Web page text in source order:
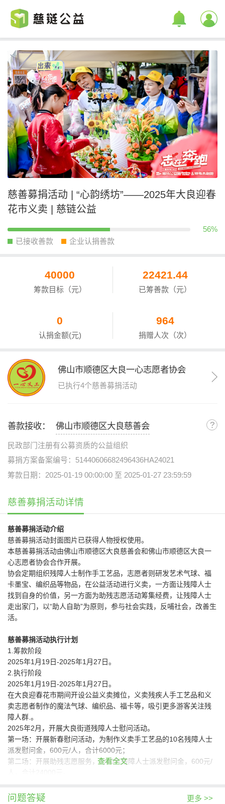
慈善募捐活动 | “心韵绣坊”——2025年大良迎春
花市义卖 | 慈链公益
56%
已接收善款
企业认捐善款
40000
筹款目标（元）
22421.44
已筹善款（元）
0
认捐金额(元)
964
捐赠人次（次）
佛山市顺德区大良一心志愿者协会
已执行4个慈善募捐活动
善款接收： 佛山市顺德区大良慈善会 ?
民政部门注册有公募资质的公益组织
募捐方案备案编号：51440606682496436HA24021
筹款日期：2025-01-19 00:00:00 至 2025-01-27 23:59:59
慈善募捐活动详情
慈善募捐活动介绍
慈善募捐活动封面图片已获得人物授权使用。
本慈善募捐活动由佛山市顺德区大良慈善会和佛山市顺德区大良一
心志愿者协会合作开展。
协会定期组织残障人士制作手工艺品，志愿者则研发艺术气球、福
卡墨宝、编织品等物品，在公益活动进行义卖，一方面让残障人士
找到自身的价值，另一方面为助残志愿活动筹集经费，让残障人士
走出家门，以“助人自助”为原则，参与社会实践，反哺社会，改善生
活。
慈善募捐活动执行计划
1.筹款阶段
2025年1月19日-2025年1月27日。
2.执行阶段
2025年1月19日-2025年1月27日。
在大良迎春花市期间开设公益义卖摊位，义卖残疾人手工艺品和义
卖志愿者制作的魔法气球、编织品、福卡等，吸引更多游客关注残
障人群.。
2025年2月，开展大良街道残障人士慰问活动。
第一场：开展新春慰问活动，为制作义卖手工艺品的10名残障人士
派发慰问金，600元/人，合计6000元；
第二场：开展助残志愿服务，为40名残障人士派发慰问金，600元/
3.信息公开阶段
查看全文
问题答疑 更多 >>